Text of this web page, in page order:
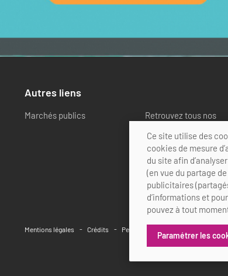
Autres liens
Marchés publics
Retrouvez tous nos
Mentions légales Crédits Personnalisation des cookies
Ce site utilise des
cookies de mesure
du site afin
(en vue du partage
publicitaires
d’informations et
pouvez à tout
Paramétrer les